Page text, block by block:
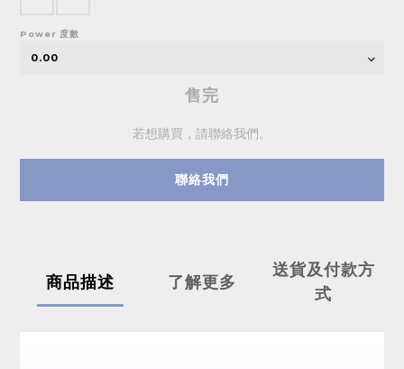
Power 度數
售完
若想購買，請聯絡我們。
聯絡我們
商品描述 了解更多
送貨及付款方
式